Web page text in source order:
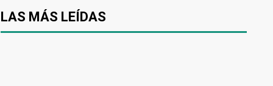
LAS MÁS LEÍDAS